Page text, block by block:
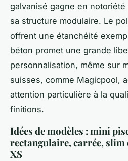
galvanisé gagne en
sa structure modulaire. Le
offrent une étanchéité
béton promet une grande
personnalisation, même sur
suisses, comme Magicpool,
attention particulière à la
finitions.
Idées de modèles : mini
rectangulaire, carrée, slim
XS